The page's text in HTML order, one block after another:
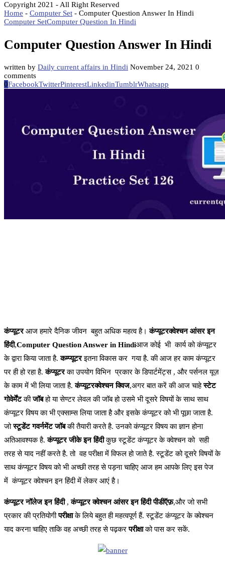
Copyright 2021 - All Right Reserved
Home - Computer Set - Computer Question Answer In Hindi
Computer SetComputer Question In Hindi
Computer Question Answer In Hindi
written by Daily current affairs in Hindi November 24, 2021 0
comments
0FacebookTwitterPinterestLinkedinTumblrWhatsapp
कंप्यूटरआज हमारे दैनिक जीवन बहुत अधिक महत्व है। कंप्यूटरक्वेश्चन आंसर इन
हिंदी,Computer Question Answer in Hindiआज कोई भी कार्य को कंप्यूटर
के द्वारा किया जाता है.कम्प्यूटरइतना विकास कर गया है. की आज हर काम कंप्यूटर
पर ही हो रहा है.कंप्यूटरका उपयोग विभिन प्रकार के डिपार्टमेंट्स , और पर्सनल यूज़
के काम में भी लिया जाता है.कंप्यूटरक्वेश्चन क्विज,अगर बात करें की आज चाहेस्टेट
गोवेर्मेंटकीजॉबहो या सेण्टर लेवल की जॉब हो उसमे भी दूसरे विषयों के साथ साथ
कंप्यूटर विषय का भी एक्साम्स लिया जाता है और इसके कंप्यूटर को भी पूछा जाता है.
जोस्टूडेंट गवर्नमेंट जॉबकी तैयारी करते है. उनको कंप्यूटर विषय का ज्ञान होना
अतिआवश्यक है. कंप्यूटर जीके इन हिंदीकुछ स्टूडेंट कंप्यूटर के क्वेश्चन को सही
तरह से याद नहीं करते है. तो वह परीक्षा में विफल हो जाते है. स्टूडेंट को दूसरे विषयों के
साथ कंप्यूटर विषय को भी अच्छी तरह से पड़ना चाहिए आज हम आपके लिए इस पेज
में कंप्यूटर क्वेश्चन इन हिंदी में लेकर आएं है।
कंप्यूटर नॉलेज इन हिंदी,कंप्यूटर क्वेश्चन आंसर इन हिंदी पीडीऍफ़,और जो सभी
प्रकार की प्रतियोगीपरीक्षाके लिये बहुत ही महत्वपूर्ण हैं. स्टूडेंट कंप्यूटर के क्वेश्चन
याद करना चाहिए ताकि वह अच्छी तरह से पढ़करपरीक्षाको पास कर सकें.